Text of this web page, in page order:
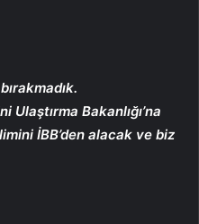
Ulaştırma Bakanlığı’na
İBB’den alacak ve biz